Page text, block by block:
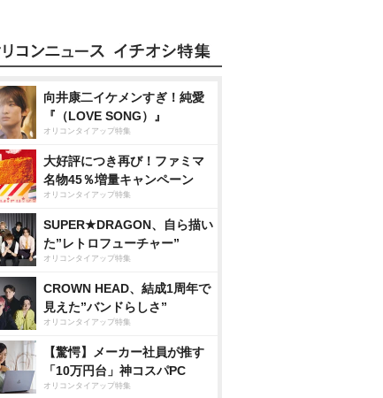
向井康二イケメンすぎ！純愛
『（LOVE SONG）』
オリコンタイアップ特集
大好評につき再び！ファミマ
名物45％増量キャンペーン
オリコンタイアップ特集
SUPER★DRAGON、自ら描い
た”レトロフューチャー”
オリコンタイアップ特集
CROWN HEAD、結成1周年で
見えた”バンドらしさ”
オリコンタイアップ特集
【驚愕】メーカー社員が推す
「10万円台」神コスパPC
オリコンタイアップ特集